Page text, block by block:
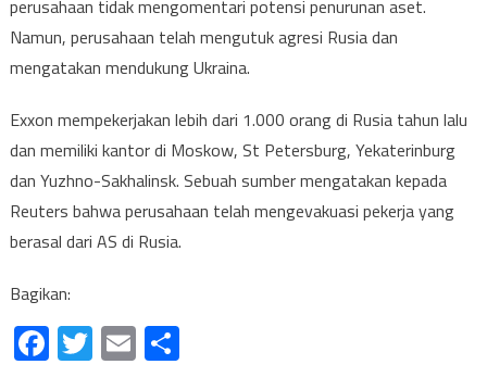
perusahaan tidak mengomentari potensi penurunan aset.
Namun, perusahaan telah mengutuk agresi Rusia dan
mengatakan mendukung Ukraina.
Exxon mempekerjakan lebih dari 1.000 orang di Rusia tahun lalu
dan memiliki kantor di Moskow, St Petersburg, Yekaterinburg
dan Yuzhno-Sakhalinsk. Sebuah sumber mengatakan kepada
Reuters bahwa perusahaan telah mengevakuasi pekerja yang
berasal dari AS di Rusia.
Bagikan:
Facebook
Twitter
EmailShare